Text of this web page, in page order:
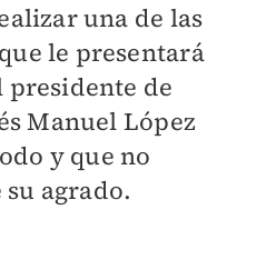
una de las
le presentará
presidente de
Manuel López
y que no
agrado.